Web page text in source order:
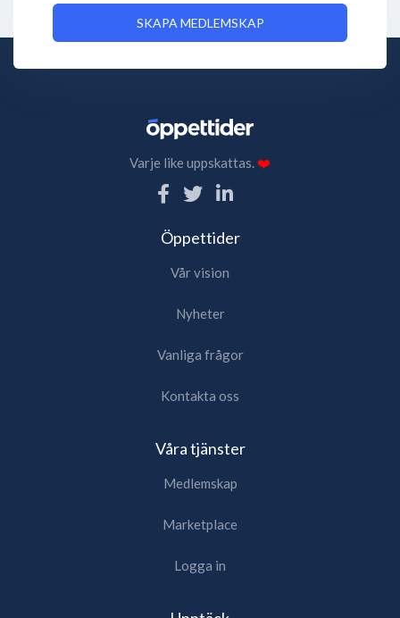
SKAPA MEDLEMSKAP
Varje like uppskattas.❤️
Öppettider
Vår vision
Nyheter
Vanliga frågor
Kontakta oss
Våra tjänster
Medlemskap
Marketplace
Logga in